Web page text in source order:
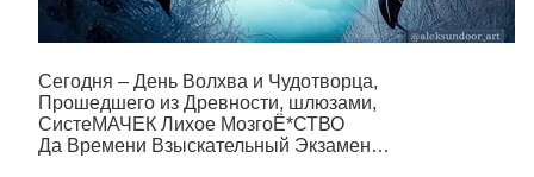
Сегодня – День Волхва и Чудотворца,
Прошедшего из Древности, шлюзами,
СистеМАЧЕК Лихое МозгоЁ*СТВО
Да Времени Взыскательный Экзамен…